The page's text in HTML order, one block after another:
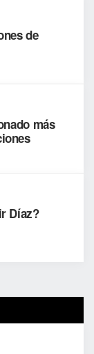
de
más
Díaz?